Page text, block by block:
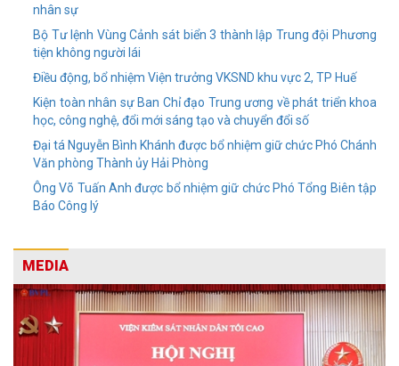
nhân sự
Bộ Tư lệnh Vùng Cảnh sát biển 3 thành lập Trung đội Phương
tiện không người lái
Điều động, bổ nhiệm Viện trưởng VKSND khu vực 2, TP Huế
Kiện toàn nhân sự Ban Chỉ đạo Trung ương về phát triển khoa
học, công nghệ, đổi mới sáng tạo và chuyển đổi số
Đại tá Nguyễn Bình Khánh được bổ nhiệm giữ chức Phó Chánh
Văn phòng Thành ủy Hải Phòng
Ông Võ Tuấn Anh được bổ nhiệm giữ chức Phó Tổng Biên tập
Báo Công lý
MEDIA